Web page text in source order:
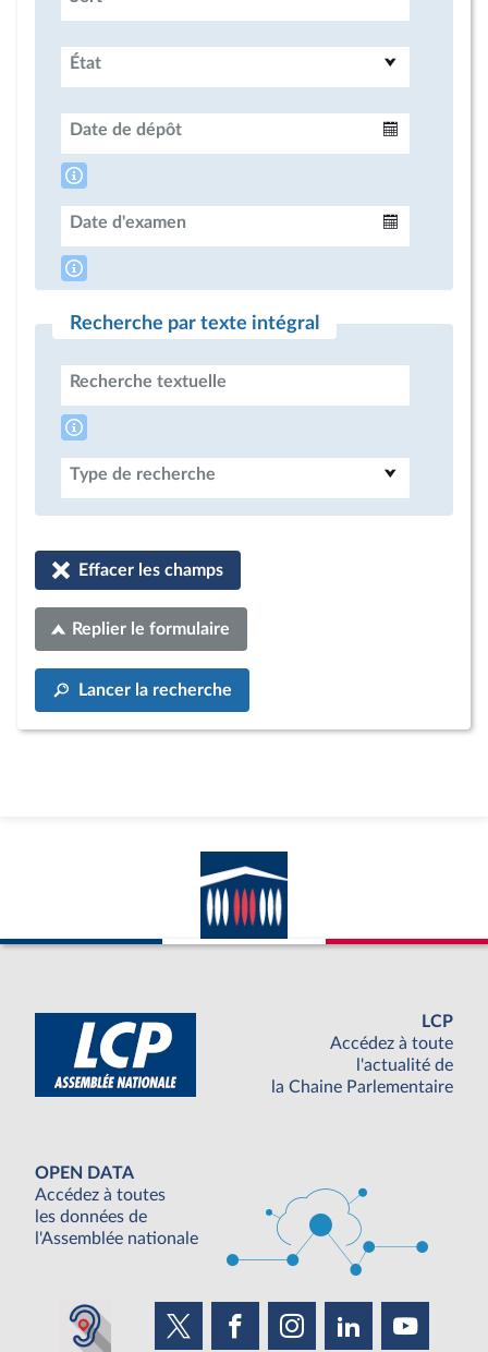
État
Date de dépôt
Date d'examen
Recherche par texte intégral
Recherche textuelle
Type de recherche
Effacer les champs
Replier le formulaire
Lancer la recherche
LCP
Accédez à toute
l'actualité de
la Chaine Parlementaire
OPEN DATA
Accédez à toutes
les données de
l'Assemblée nationale